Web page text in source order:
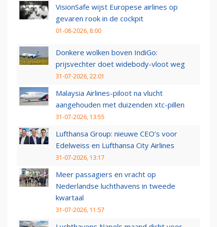
VisionSafe wijst Europese airlines op
gevaren rook in de cockpit
01-08-2026, 8:00
Donkere wolken boven IndiGo:
prijsvechter doet widebody-vloot weg
31-07-2026, 22:01
Malaysia Airlines-piloot na vlucht
aangehouden met duizenden xtc-pillen
31-07-2026, 13:55
Lufthansa Group: nieuwe CEO’s voor
Edelweiss en Lufthansa City Airlines
31-07-2026, 13:17
Meer passagiers en vracht op
Nederlandse luchthavens in tweede
kwartaal
31-07-2026, 11:57